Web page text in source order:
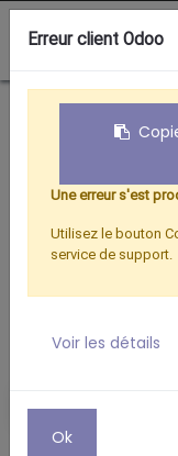
Boutique
CORDON ALIM
Erreur client Odoo
Une erreur s'est
Utilisez le bouton
service de support.
Voir les détails
Ok